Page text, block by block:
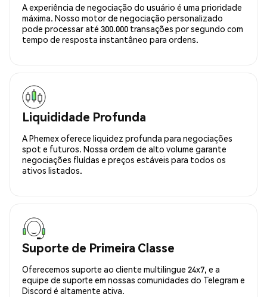
A experiência de negociação do usuário é uma prioridade
máxima. Nosso motor de negociação personalizado
pode processar até 300.000 transações por segundo com
tempo de resposta instantâneo para ordens.
Liquididade Profunda
A Phemex oferece liquidez profunda para negociações
spot e futuros. Nossa ordem de alto volume garante
negociações fluídas e preços estáveis para todos os
ativos listados.
Suporte de Primeira Classe
Oferecemos suporte ao cliente multilingue 24x7, e a
equipe de suporte em nossas comunidades do Telegram e
Discord é altamente ativa.